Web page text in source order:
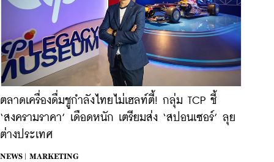
ตลาดเครื่องดื่มชูกำลังไทยไม่เฮลท์ตี้! กลุ่ม TCP ชี้
‘สงครามราคา’ เดือดหนัก เตรียมส่ง ‘สปอนเซอร์’ ลุย
ต่างประเทศ
NEWS |
MARKETING